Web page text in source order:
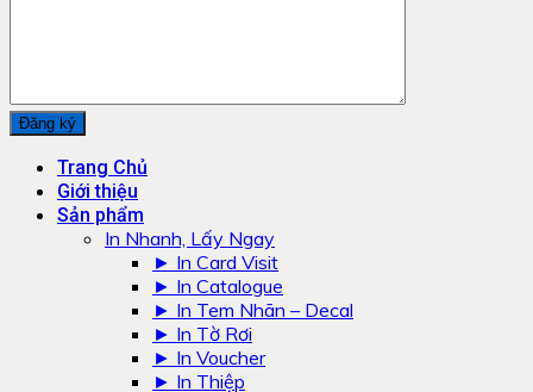
Trang Chủ
Giới thiệu
Sản phẩm
In Nhanh, Lấy Ngay
► In Card Visit
► In Catalogue
► In Tem Nhãn – Decal
► In Tờ Rơi
► In Voucher
► In Thiệp